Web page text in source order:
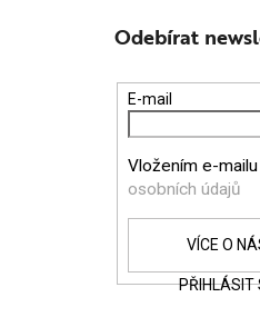
Odebírat
E-mail
Vložením e-
osobních údajů
PŘIHLÁSIT